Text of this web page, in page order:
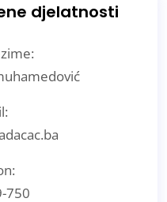
djelatnosti
750